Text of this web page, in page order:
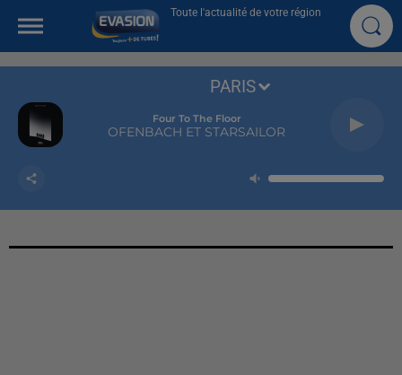
Toute l'actualité de votre région
Four To The Floor
OFENBACH ET STARSAILOR
PARIS